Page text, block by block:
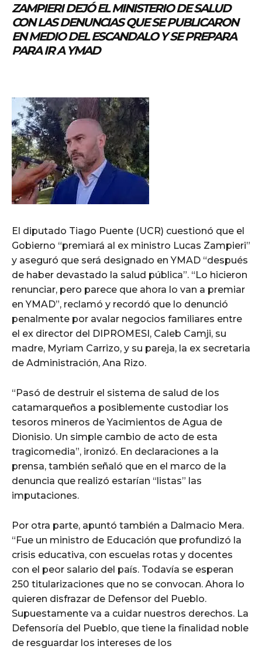
ZAMPIERI DEJÓ EL MINISTERIO DE SALUD
CON LAS DENUNCIAS QUE SE PUBLICARON
EN MEDIO DEL ESCANDALO Y SE PREPARA
PARA IR A YMAD
El diputado Tiago Puente (UCR) cuestionó que el
Gobierno “premiará al ex ministro Lucas Zampieri”
y aseguró que será designado en YMAD “después
de haber devastado la salud pública”. “Lo hicieron
renunciar, pero parece que ahora lo van a premiar
en YMAD”, reclamó y recordó que lo denunció
penalmente por avalar negocios familiares entre
el ex director del DIPROMESI, Caleb Camji, su
madre, Myriam Carrizo, y su pareja, la ex secretaria
de Administración, Ana Rizo.
“Pasó de destruir el sistema de salud de los
catamarqueños a posiblemente custodiar los
tesoros mineros de Yacimientos de Agua de
Dionisio. Un simple cambio de acto de esta
tragicomedia”, ironizó. En declaraciones a la
prensa, también señaló que en el marco de la
denuncia que realizó estarían “listas” las
imputaciones.
Por otra parte, apuntó también a Dalmacio Mera.
“Fue un ministro de Educación que profundizó la
crisis educativa, con escuelas rotas y docentes
con el peor salario del país. Todavía se esperan
250 titularizaciones que no se convocan. Ahora lo
quieren disfrazar de Defensor del Pueblo.
Supuestamente va a cuidar nuestros derechos. La
Defensoría del Pueblo, que tiene la finalidad noble
de resguardar los intereses de los